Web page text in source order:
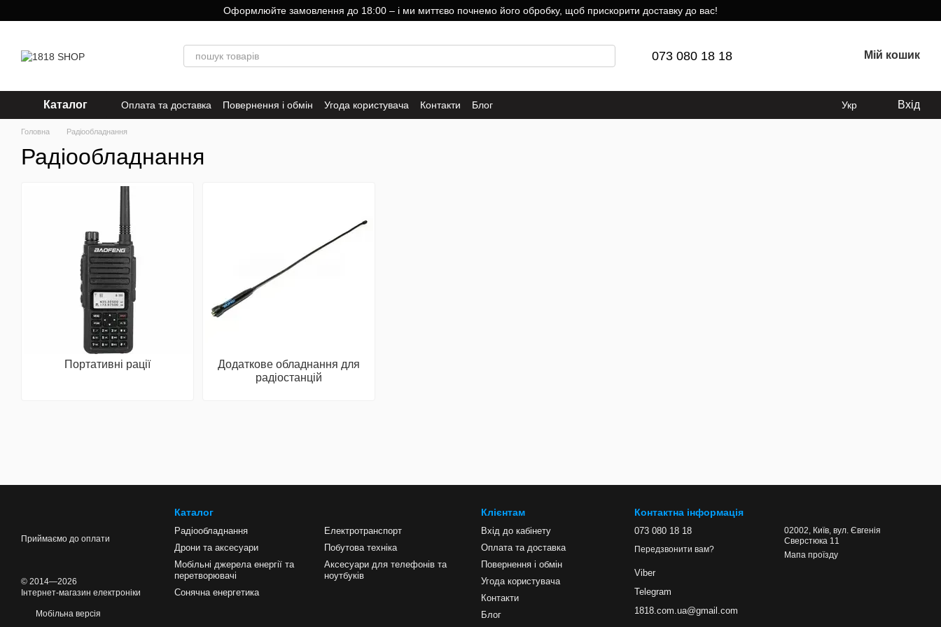
Оформлюйте замовлення до 18:00 – і ми миттєво почнемо його обробку, щоб прискорити доставку до вас!
073 080 18 18 Мій кошик
Каталог Оплата та доставка Повернення і обмін Угода користувача Контакти Блог Укр Вхід
Головна Радіообладнання
Радіообладнання
Портативні рації
Додаткове обладнання для
радіостанцій
Приймаємо до оплати
© 2014—2026
Інтернет-магазин електроніки
Мобільна версія
Каталог
Радіообладнання
Дрони та аксесуари
Мобільні джерела енергії та
перетворювачі
Сонячна енергетика
Електротранспорт
Побутова техніка
Аксесуари для телефонів та
ноутбуків
Клієнтам
Вхід до кабінету
Оплата та доставка
Повернення і обмін
Угода користувача
Контакти
Блог
Контактна інформація
073 080 18 18
Передзвонити вам?
Viber
Telegram
1818.com.ua@gmail.com
02002, Київ, вул. Євгенія
Сверстюка 11
Мапа проїзду